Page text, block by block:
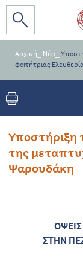
Αρχική Νέα
φοιτήτριας
Υποστήριξη
της
Ψαρουδάκη
ΣΤΗΝ